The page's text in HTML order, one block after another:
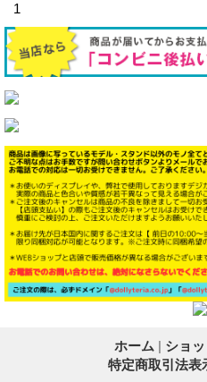
1
ホーム | ショ
特定商取引法表